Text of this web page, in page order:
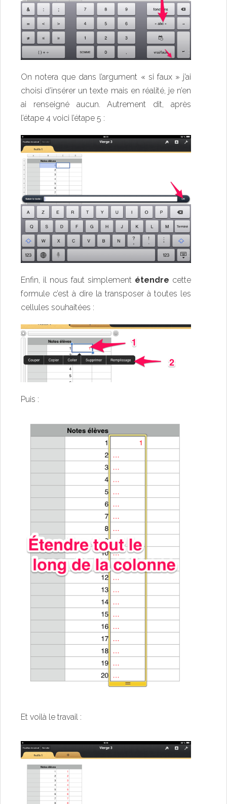
On notera que dans l’argument « si faux » j’ai
choisi d’insérer un texte mais en réalité, je n’en
ai renseigné aucun. Autrement dit, après
l’étape 4 voici l’étape 5 :
Enfin, il nous faut simplement étendre cette
formule c’est à dire la transposer à toutes les
cellules souhaitées :
Puis :
Et voilà le travail :